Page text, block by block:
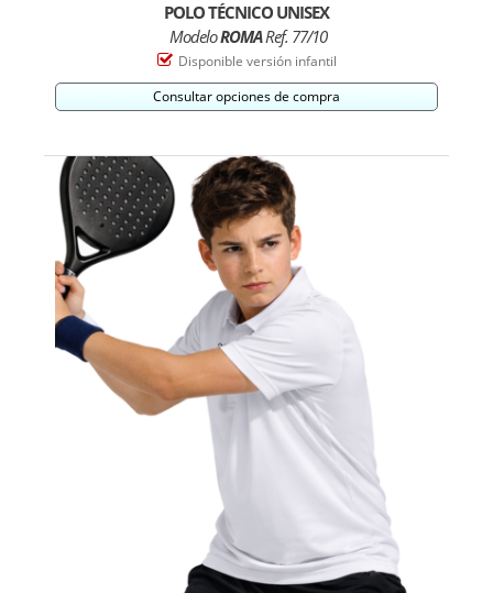
POLO TÉCNICO UNISEX
ModeloROMARef. 77/10
Disponible versión infantil
Consultar opciones de compra